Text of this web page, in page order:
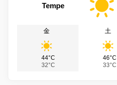
Tempe
金
44°C
32°C
土
46°C
33°C